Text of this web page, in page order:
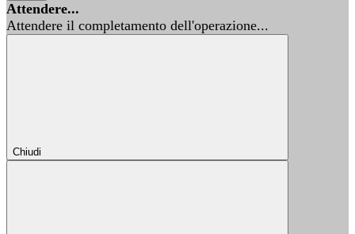
Attendere...
Attendere il completamento dell'operazione...
Chiudi